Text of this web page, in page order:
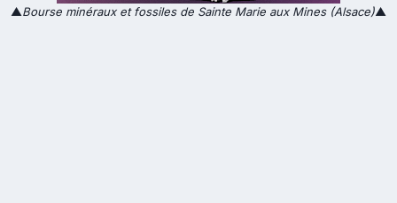
▲Bourse minéraux et fossiles de Sainte Marie aux Mines (Alsace)▲